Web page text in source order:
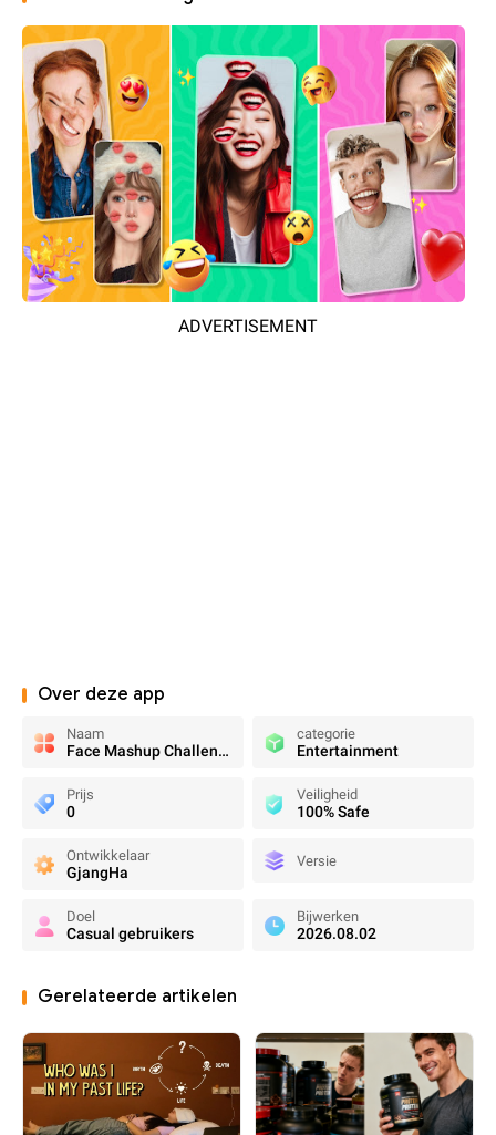
ADVERTISEMENT
Over deze app
Naam
Face Mashup Challenge
categorie
Entertainment
Prijs
0
Veiligheid
100% Safe
Ontwikkelaar
GjangHa
Versie
Doel
Casual gebruikers
Bijwerken
2026.08.02
Gerelateerde artikelen